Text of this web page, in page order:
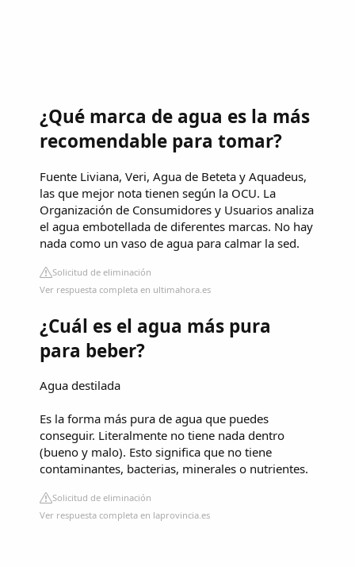
¿Qué marca de agua es la más
recomendable para tomar?
Fuente Liviana, Veri, Agua de Beteta y Aquadeus,
las que mejor nota tienen según la OCU. La
Organización de Consumidores y Usuarios analiza
el agua embotellada de diferentes marcas. No hay
nada como un vaso de agua para calmar la sed.
Solicitud de eliminación
Ver respuesta completa en ultimahora.es
¿Cuál es el agua más pura
para beber?
Agua destilada
Es la forma más pura de agua que puedes
conseguir. Literalmente no tiene nada dentro
(bueno y malo). Esto significa que no tiene
contaminantes, bacterias, minerales o nutrientes.
Solicitud de eliminación
Ver respuesta completa en laprovincia.es